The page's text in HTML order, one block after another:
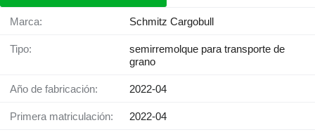
Marca: Schmitz Cargobull
Tipo:
semirremolque para transporte de
grano
Año de fabricación: 2022-04
Primera matriculación: 2022-04